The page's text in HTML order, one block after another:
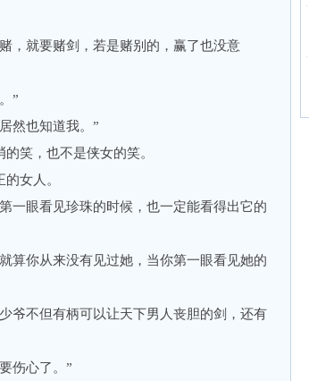
就要赌剑，若是赌别的，赢了也没意
”
然也知道我。”
笑，也不是侠女的笑。
女人。
眼看见珍珠的时候，也一定能看得出它的
你从来没有见过她，当你第一眼看见她的
不但有柄可以让天下男人丧胆的剑，还有
伤心了。”